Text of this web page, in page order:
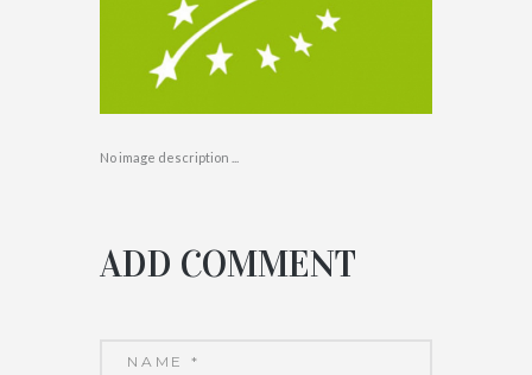
No image description ...
ADD COMMENT